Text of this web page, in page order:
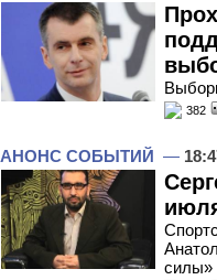
382
АНОНС СОБЫТИЙ —
силы»